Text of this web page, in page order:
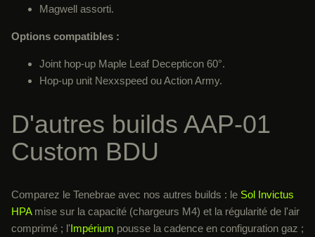
Magwell assorti.
Options compatibles :
Joint hop-up Maple Leaf Decepticon 60°.
Hop-up unit Nexxspeed ou Action Army.
D'autres builds AAP-01
Custom BDU
Comparez le Tenebrae avec nos autres builds : le Sol Invictus
HPAmise sur la capacité (chargeurs M4) et la régularité de l'air
comprimé ; l'Impérium pousse la cadence en configuration gaz ;